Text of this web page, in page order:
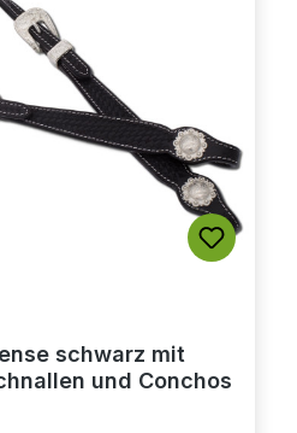
schwarz mit
und Conchos